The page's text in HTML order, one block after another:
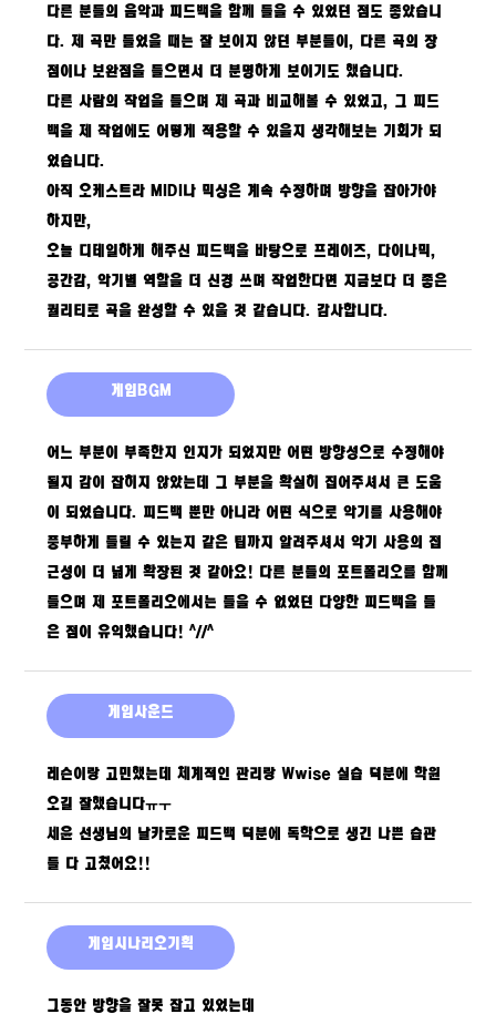
다른 분들의 음악과 피드백을 함께 들을 수 있었던 점도 좋았습니
다. 제 곡만 들었을 때는 잘 보이지 않던 부분들이, 다른 곡의 장
점이나 보완점을 들으면서 더 분명하게 보이기도 했습니다.
다른 사람의 작업을 들으며 제 곡과 비교해볼 수 있었고, 그 피드
백을 제 작업에도 어떻게 적용할 수 있을지 생각해보는 기회가 되
었습니다.
아직 오케스트라 MIDI나 믹싱은 계속 수정하며 방향을 잡아가야
하지만,
오늘 디테일하게 해주신 피드백을 바탕으로 프레이즈, 다이나믹,
공간감, 악기별 역할을 더 신경 쓰며 작업한다면 지금보다 더 좋은
퀄리티로 곡을 완성할 수 있을 것 같습니다. 감사합니다.
게임BGM
어느 부분이 부족한지 인지가 되었지만 어떤 방향성으로 수정해야
될지 감이 잡히지 않았는데 그 부분을 확실히 집어주셔서 큰 도움
이 되었습니다. 피드백 뿐만 아니라 어떤 식으로 악기를 사용해야
풍부하게 들릴 수 있는지 같은 팁까지 알려주셔서 악기 사용의 접
근성이 더 넓게 확장된 것 같아요! 다른 분들의 포트폴리오를 함께
들으며 제 포트폴리오에서는 들을 수 없었던 다양한 피드백을 들
은 점이 유익했습니다! ^//^
게임사운드
레슨이랑 고민했는데 체계적인 관리랑 Wwise 실습 덕분에 학원
오길 잘했습니다ㅠㅜ
세윤 선생님의 날카로운 피드백 덕분에 독학으로 생긴 나쁜 습관
들 다 고쳤어요!!
게임시나리오기획
그동안 방향을 잘못 잡고 있었는데